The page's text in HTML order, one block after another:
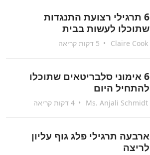
6 תרגילי רצועת התנגדות
שתוכלו לעשות בבית
Claire Cook
•
6 אימוני סלבריטאים שתוכלו
להתחיל היום
Ms. Anjali Schmidt
•
ארבעה תרגילי פלג גוף עליון
לריצה